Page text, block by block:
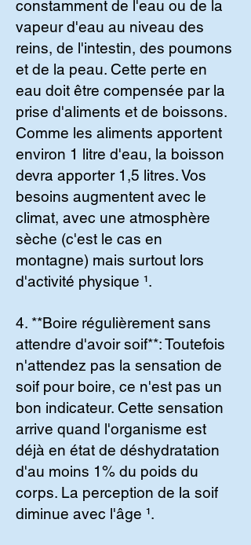
constamment de l'eau ou de la
vapeur d'eau au niveau des
reins, de l'intestin, des poumons
et de la peau. Cette perte en
eau doit être compensée par la
prise d'aliments et de boissons.
Comme les aliments apportent
environ 1 litre d'eau, la boisson
devra apporter 1,5 litres. Vos
besoins augmentent avec le
climat, avec une atmosphère
sèche (c'est le cas en
montagne) mais surtout lors
d'activité physique ¹.
4. **Boire régulièrement sans
attendre d'avoir soif**: Toutefois
n'attendez pas la sensation de
soif pour boire, ce n'est pas un
bon indicateur. Cette sensation
arrive quand l'organisme est
déjà en état de déshydratation
d'au moins 1% du poids du
corps. La perception de la soif
diminue avec l'âge ¹.